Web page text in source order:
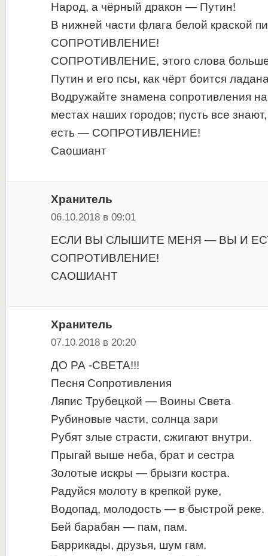
Народ, а чёрный дракон — Путин!
В нижней части флага белой краской
СОПРОТИВЛЕНИЕ!
СОПРОТИВЛЕНИЕ, этого слова больше
Путин и его псы, как чёрт боится
Водружайте знамена сопротивления
местах наших городов; пусть все
есть — СОПРОТИВЛЕНИЕ!
Саошиант
Хранитель
06.10.2018 в 09:01
ЕСЛИ ВЫ СЛЫШИТЕ МЕНЯ — ВЫ И
СОПРОТИВЛЕНИЕ!
САОШИАНТ
Хранитель
07.10.2018 в 20:20
ДО РА -СВЕТА!!!
Песня Сопротивления
Ляпис Трубецкой — Воины Света
Рубиновые части, солнца зари
Рубят злые страсти, сжигают внутри.
Прыгай выше неба, брат и сестра
Золотые искры — брызги костра.
Радуйся молоту в крепкой руке,
Водопад, молодость — в быстрой реке.
Бей барабан — пам, пам.
Баррикады, друзья, шум гам.